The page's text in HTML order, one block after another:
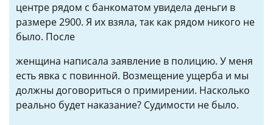
центре рядом с банкоматом увидела деньги в
размере 2900. Я их взяла, так как рядом никого не
было. После
женщина написала заявление в полицию. У меня
есть явка с повинной. Возмещение ущерба и мы
должны договориться о примирении. Насколько
реально будет наказание? Судимости не было.